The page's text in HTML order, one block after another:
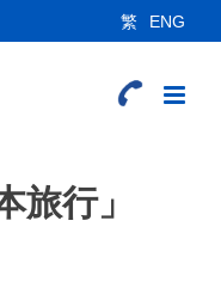
繁 ENG
旅行」